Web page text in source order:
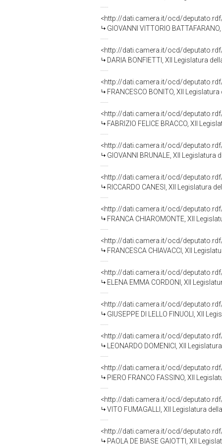
<http://dati.camera.it/ocd/
GIOVANNI VITTORIO
<http://dati.camera.it/ocd/
DARIA BONFIETTI, XII Legislatura
<http://dati.camera.it/ocd/
FRANCESCO BONITO, XII
<http://dati.camera.it/ocd/
FABRIZIO FELICE BRACCO, XII
<http://dati.camera.it/ocd/
GIOVANNI BRUNALE, XII Legislatura
<http://dati.camera.it/ocd/
RICCARDO CANESI, XII Legislatura
<http://dati.camera.it/ocd/
FRANCA CHIAROMONTE, XII
<http://dati.camera.it/ocd/
FRANCESCA CHIAVACCI, XII
<http://dati.camera.it/ocd/
ELENA EMMA CORDONI, XII
<http://dati.camera.it/ocd/
GIUSEPPE DI LELLO FINUOLI, XII
<http://dati.camera.it/ocd/
LEONARDO DOMENICI, XII
<http://dati.camera.it/ocd/
PIERO FRANCO FASSINO, XII
<http://dati.camera.it/ocd/
VITO FUMAGALLI, XII Legislatura
<http://dati.camera.it/ocd/
PAOLA DE BIASE GAIOTTI, XII